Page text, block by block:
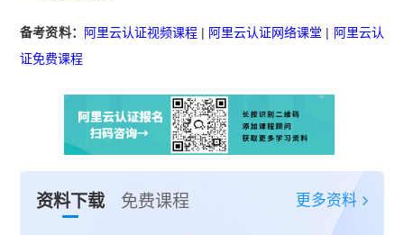
备考资料： 阿里云认证视频课程| 阿里云认证网络课堂 | 阿里云认
证免费课程
资料下载 免费课程 更多资料